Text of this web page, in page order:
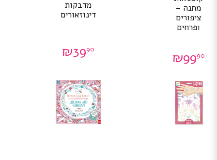
מתנה –
ציפורים
ופרחים
₪9990
מדבקות
דינוזאורים
₪3990